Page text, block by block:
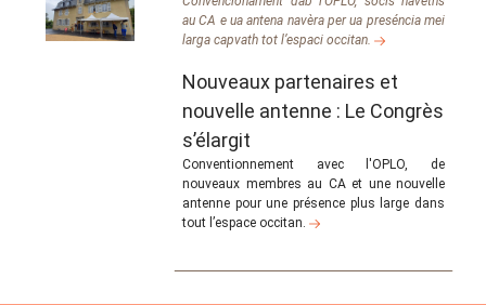
au CA e ua antena navèra per ua preséncia mei
larga capvath tot l’espaci occitan.
Nouveaux partenaires et
nouvelle antenne : Le Congrès
s’élargit
Conventionnement avec l'OPLO, de
nouveaux membres au CA et une nouvelle
antenne pour une présence plus large dans
tout l’espace occitan.